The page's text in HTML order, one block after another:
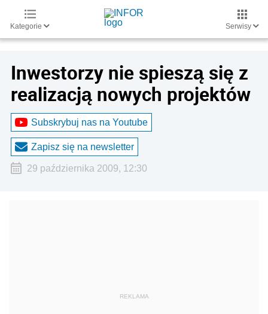
Kategorie Serwisy
Inwestorzy nie spieszą się z
realizacją nowych projektów
Subskrybuj nas na Youtube
Zapisz się na newsletter
29 października 2009, 12:30